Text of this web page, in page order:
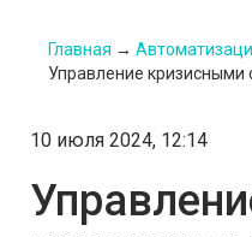
Главная →
Управление кризисными
10 июля 2024, 12:14